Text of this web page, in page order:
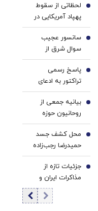
داروخانه
نزدیکت
تحولات منطقه‌ای
لحظاتی از سقوط
پهپاد آمریکایی در
جیبوتی +فیلم
2
سانسور عجیب
سوال شرق از
رئیس‌جمهور در
صداوسیما
3
پاسخ رسمی
تراکتور به ادعای
سرباز شدن بیرانوند
4
بیانیه جمعی از
روحانیون حوزه
علمیه در حمایت از
پزشکیان و تیم
دیپلماسی کشور
5
محل کشف جسد
حمیدرضا رجب‌زاده
اعلام شد
6
جزئیات تازه از
مذاکرات ایران و
عمان به روایت یک
نماینده مجلس/ به
7